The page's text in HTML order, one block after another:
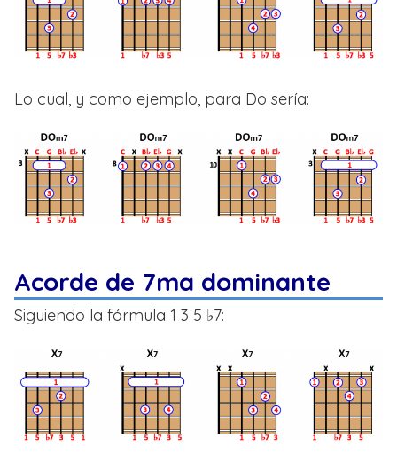
Lo cual, y como ejemplo, para Do sería:
Acorde de 7ma dominante
Siguiendo la fórmula 1 3 5 ♭7: